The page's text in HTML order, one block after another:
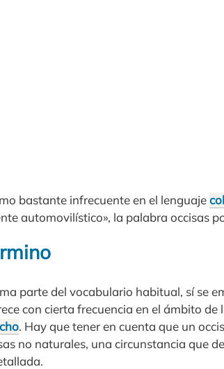
bastante infrecuente en el lenguaje
automovilístico», la palabra occisas
parte del vocabulario habitual, sí se
con cierta frecuencia en el ámbito de
. Hay que tener en cuenta que un
no naturales, una circunstancia que